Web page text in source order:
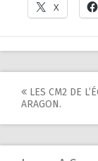
X
Post
LES CM2 DE
ARAGON.